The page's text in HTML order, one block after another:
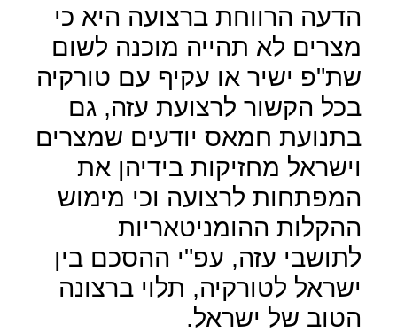
הדעה הרווחת ברצועה היא כי
מצרים לא תהייה מוכנה לשום
שת"פ ישיר או עקיף עם טורקיה
בכל הקשור לרצועת עזה, גם
בתנועת חמאס יודעים שמצרים
וישראל מחזיקות בידיהן את
המפתחות לרצועה וכי מימוש
ההקלות ההומניטאריות
לתושבי עזה, עפ"י ההסכם בין
ישראל לטורקיה, תלוי ברצונה
הטוב של ישראל.